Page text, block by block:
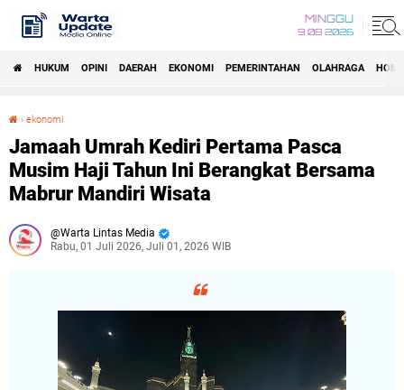
MINGGU
9 08 2026
HUKUM OPINI DAERAH EKONOMI PEMERINTAHAN OLAHRAGA HOME
› ekonomi
Jamaah Umrah Kediri Pertama Pasca
Musim Haji Tahun Ini Berangkat Bersama
Mabrur Mandiri Wisata
Warta Lintas Media
Rabu, 01 Juli 2026, Juli 01, 2026 WIB